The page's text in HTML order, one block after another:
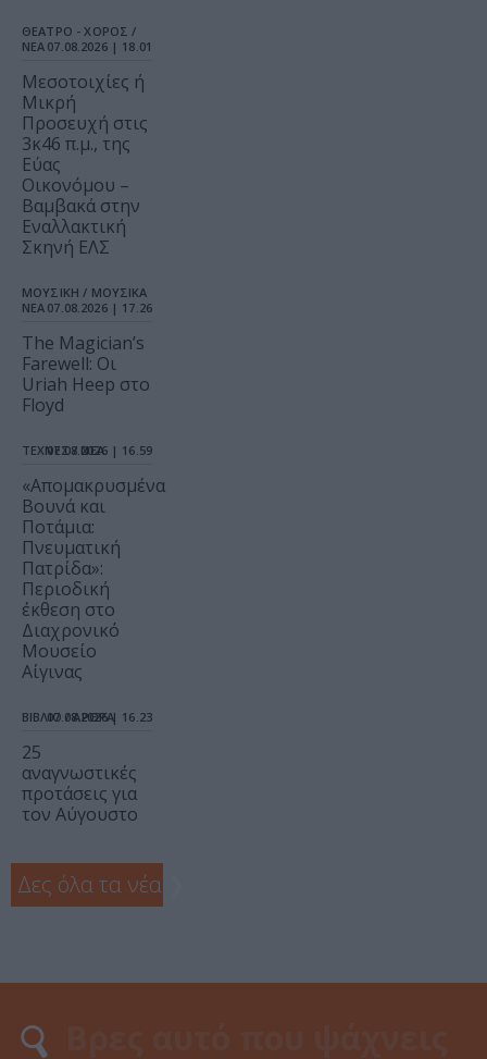
ΘΕΑΤΡΟ - ΧΟΡΟΣ /
ΝΕΑ 07.08.2026 | 18.01
Μεσοτοιχίες ή
Μικρή
Προσευχή στις
3κ46 π.μ., της
Εύας
Οικονόμου –
Βαμβακά στην
Εναλλακτική
Σκηνή ΕΛΣ
ΜΟΥΣΙΚΗ / ΜΟΥΣΙΚΑ
ΝΕΑ 07.08.2026 | 17.26
The Magician’s
Farewell: Οι
Uriah Heep στο
Floyd
ΤΕΧΝΕΣ / ΝΕΑ
07.08.2026 | 16.59
«Απομακρυσμένα
Βουνά και
Ποτάμια:
Πνευματική
Πατρίδα»:
Περιοδική
έκθεση στο
Διαχρονικό
Μουσείο
Αίγινας
ΒΙΒΛΙΟ / ΑΡΘΡΑ
07.08.2026 | 16.23
25
αναγνωστικές
προτάσεις για
τον Αύγουστο
Δες όλα τα νέα